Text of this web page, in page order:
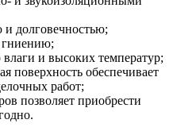
и долговечностью;
гниению;
и высоких температур;
поверхность обеспечивает
работ;
позволяет приобрести